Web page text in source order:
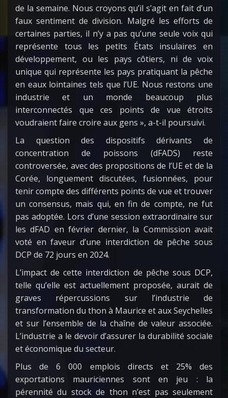
de la semaine. Nous croyons qu’il s’agit en fait d’un
faux sentiment de division. Malgré les efforts de
certaines parties, il n’y a pas qu’une seule voix qui
représente tous les petits États insulaires en
développement, ou les pays côtiers, ni de voix
unique qui représente les pays pratiquant la pêche
en eaux lointaines tels que l’UE. Nous restons une
industrie et un monde beaucoup plus
interconnectés que ces points de vue étroits
voudraient faire croire aux gens », a-t-il poursuivi.
La question des dispositifs dérivants de
concentration de poissons (dFADS) reste
controversée, avec des propositions de l’UE et de la
Corée, longuement discutées, fusionnées, pour
tenir compte des différents points de vue et trouver
un consensus, mais qui, en fin de compte, ne fut
pas adoptée. Lors d’une session extraordinaire sur
les dFAD en février dernier, la Commission avait
voté en faveur d’une interdiction de pêche sous
DCP de 72 jours en 2024.
L’impact de cette interdiction de pêche sous DCP,
telle qu’elle est actuellement proposée, aurait de
graves répercussions sur l’industrie de
transformation du thon à Maurice et aux Seychelles
et sur l’ensemble de la chaîne de valeur associée.
L’industrie a le devoir d’assurer la durabilité sociale
et économique du secteur.
Plus de 6 000 emplois directs et 25% des
exportations mauriciennes sont en jeu : la
pérennité du stock de thon n’est pas seulement